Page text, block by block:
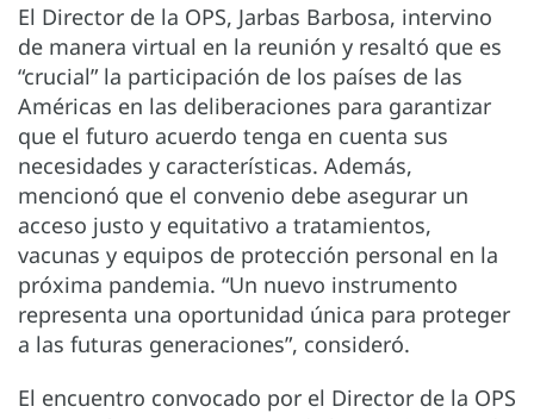
El Director de la OPS, Jarbas Barbosa, intervino
de manera virtual en la reunión y resaltó que es
“crucial” la participación de los países de las
Américas en las deliberaciones para garantizar
que el futuro acuerdo tenga en cuenta sus
necesidades y características. Además,
mencionó que el convenio debe asegurar un
acceso justo y equitativo a tratamientos,
vacunas y equipos de protección personal en la
próxima pandemia. “Un nuevo instrumento
representa una oportunidad única para proteger
a las futuras generaciones”, consideró.
El encuentro convocado por el Director de la OPS